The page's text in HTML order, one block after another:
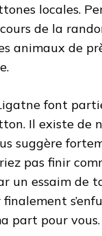
locales.
de la
animaux de
font
Il existe de
suggère
pas finir
un essaim de
part pour vous.